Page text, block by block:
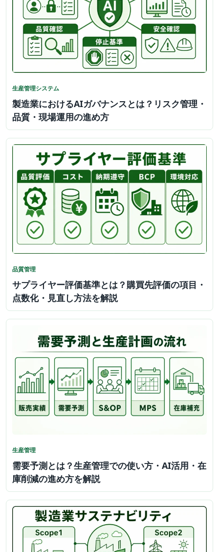
生産管理システム
製造業におけるAIガバナンスとは？リスク管理・
品質・現場運用の進め方
品質管理
サプライヤー評価基準とは？購買先評価の項目・
点数化・見直し方法を解説
生産管理
需要予測とは？生産管理での使い方・AI活用・在
庫削減の進め方を解説